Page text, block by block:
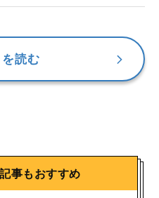
読む
事もおすすめ